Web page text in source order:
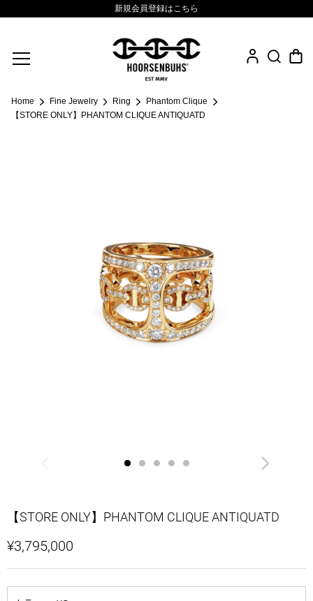
.925 Sterling
新規会員登録はこちら
Home Fine Jewelry Ring
Phantom Clique
【STORE ONLY】PHANTOM CLIQUE ANTIQUATD
【STORE ONLY】PHANTOM CLIQUE ANTIQUATD
¥3,795,000